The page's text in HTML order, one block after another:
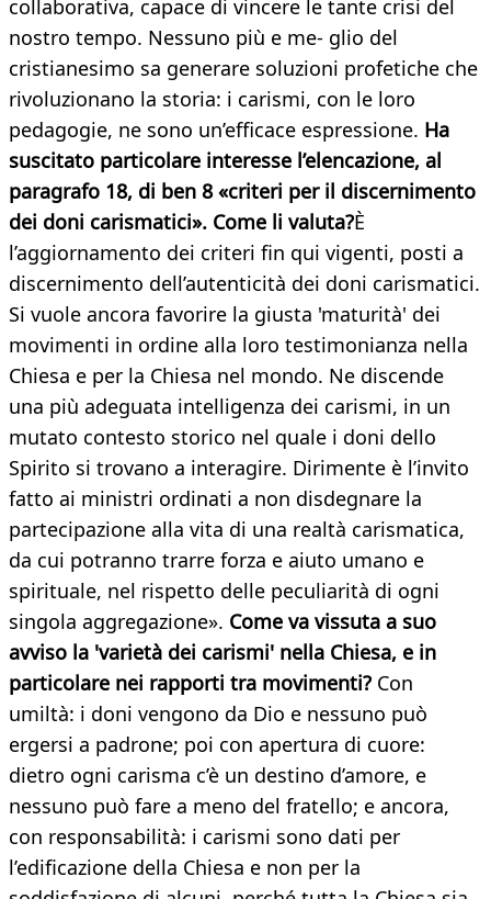
collaborativa, capace di vincere le tante crisi del
nostro tempo. Nessuno più e me- glio del
cristianesimo sa generare soluzioni profetiche che
rivoluzionano la storia: i carismi, con le loro
pedagogie, ne sono un’efficace espressione. Ha
suscitato particolare interesse l’elencazione, al
paragrafo 18, di ben 8 «criteri per il discernimento
dei doni carismatici». Come li valuta?È
l’aggiornamento dei criteri fin qui vigenti, posti a
discernimento dell’autenticità dei doni carismatici.
Si vuole ancora favorire la giusta 'maturità' dei
movimenti in ordine alla loro testimonianza nella
Chiesa e per la Chiesa nel mondo. Ne discende
una più adeguata intelligenza dei carismi, in un
mutato contesto storico nel quale i doni dello
Spirito si trovano a interagire. Dirimente è l’invito
fatto ai ministri ordinati a non disdegnare la
partecipazione alla vita di una realtà carismatica,
da cui potranno trarre forza e aiuto umano e
spirituale, nel rispetto delle peculiarità di ogni
singola aggregazione». Come va vissuta a suo
avviso la 'varietà dei carismi' nella Chiesa, e in
particolare nei rapporti tra movimenti? Con
umiltà: i doni vengono da Dio e nessuno può
ergersi a padrone; poi con apertura di cuore:
dietro ogni carisma c’è un destino d’amore, e
nessuno può fare a meno del fratello; e ancora,
con responsabilità: i carismi sono dati per
l’edificazione della Chiesa e non per la